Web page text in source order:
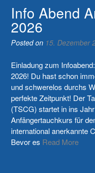
Info Abend
2026
Posted on 15. Dezember
Einladung zum
2026! Du hast schon
und schwerelos durchs
perfekte Zeitpunkt! Der
(TSCG) startet in ins
Anfängertauchkurs für
international anerkannte
Bevor es Read More